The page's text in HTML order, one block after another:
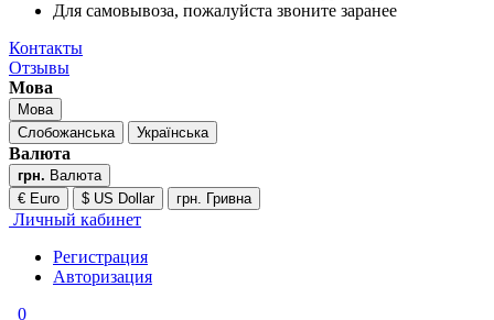
Для самовывоза, пожалуйста звоните заранее
Контакты
Отзывы
Мова
Мова
Слобожанська
Українська
Валюта
грн. Валюта
€ Euro
$ US Dollar грн. Гривна
Личный кабинет
Регистрация
Авторизация
0